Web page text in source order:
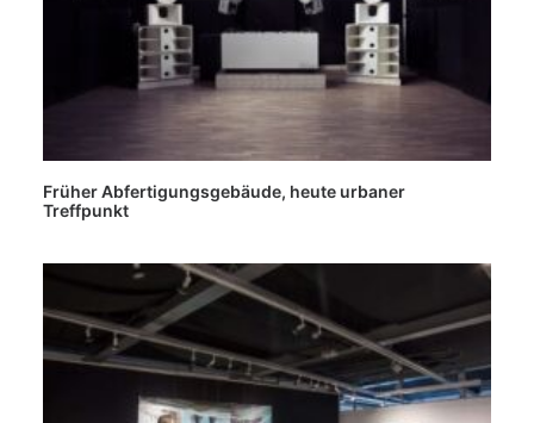
Früher Abfertigungsgebäude, heute urbaner
Treffpunkt